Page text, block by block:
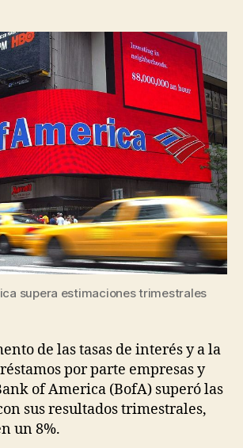
entrada
supera estimaciones trimestrales
de las tasas de interés y a la
por parte empresas y
of America (BofA) superó las
sus resultados trimestrales,
un 8%.